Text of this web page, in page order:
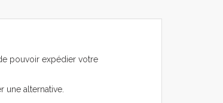
pouvoir expédier votre
une alternative.